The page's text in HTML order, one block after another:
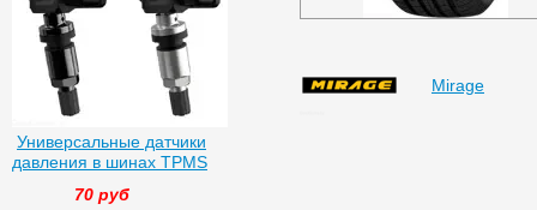
Универсальные датчики
давления в шинах TPMS
70 руб
Mirage